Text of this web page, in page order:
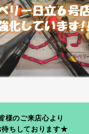
様のご来店心より
待ちしております★